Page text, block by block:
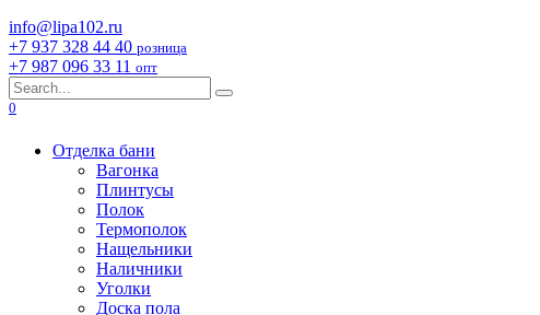
info@lipa102.ru
+7 937 328 44 40 розница
+7 987 096 33 11 опт
Search
for:
0
Отделка бани
Вагонка
Плинтусы
Полок
Термополок
Нащельники
Наличники
Уголки
Доска пола